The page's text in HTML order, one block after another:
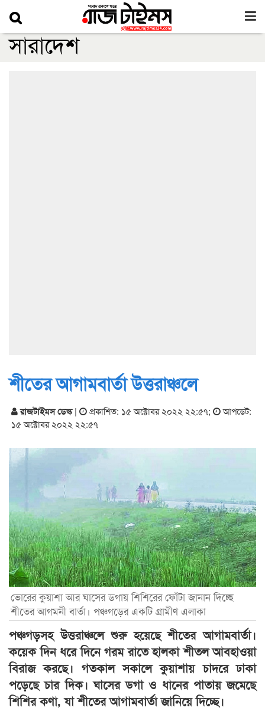
সারাদেশ
শীতের আগামবার্তা উত্তরাঞ্চলে
রাজটাইমস ডেস্ক| প্রকাশিত: ১৫ অক্টোবর ২০২২ ২২:৫৭;
আপডেট:
১৫ অক্টোবর ২০২২ ২২:৫৭
ভোরের কুয়াশা আর ঘাসের ডগায় শিশিরের ফোঁটা জানান দিচ্ছে
শীতের আগমনী বার্তা। পঞ্চগড়ের একটি গ্রামীণ এলাকা
পঞ্চগড়সহ উত্তরাঞ্চলে শুরু হয়েছে শীতের আগামবার্তা।
কয়েক দিন ধরে দিনে গরম রাতে হালকা শীতল আবহাওয়া
বিরাজ করছে। গতকাল সকালে কুয়াশায় চাদরে ঢাকা
পড়েছে চার দিক। ঘাসের ডগা ও ধানের পাতায় জমেছে
শিশির কণা, যা শীতের আগামবার্তা জানিয়ে দিচ্ছে।